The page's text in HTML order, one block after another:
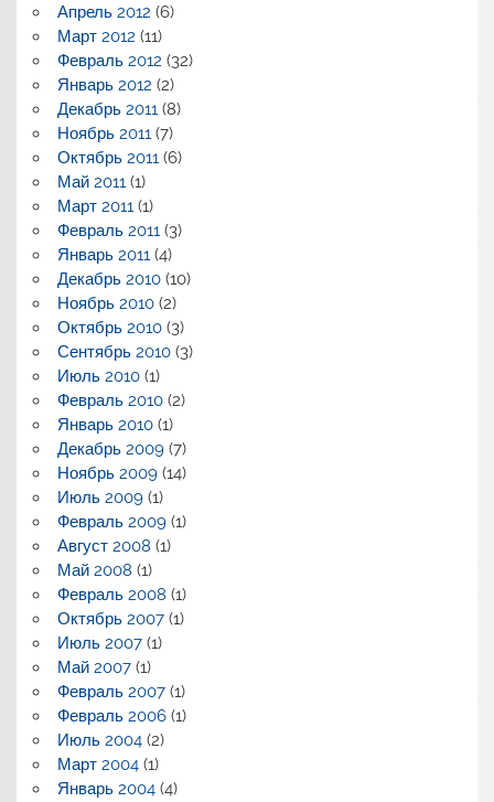
Апрель 2012 (6)
Март 2012 (11)
Февраль 2012 (32)
Январь 2012 (2)
Декабрь 2011(8)
Ноябрь 2011(7)
Октябрь 2011(6)
Май 2011(1)
Март 2011(1)
Февраль 2011(3)
Январь 2011(4)
Декабрь 2010(10)
Ноябрь 2010(2)
Октябрь 2010(3)
Сентябрь 2010(3)
Июль 2010(1)
Февраль 2010(2)
Январь 2010(1)
Декабрь 2009(7)
Ноябрь 2009(14)
Июль 2009(1)
Февраль 2009(1)
Август 2008 (1)
Май 2008 (1)
Февраль 2008 (1)
Октябрь 2007(1)
Июль 2007(1)
Май 2007(1)
Февраль 2007(1)
Февраль 2006(1)
Июль 2004(2)
Март 2004(1)
Январь 2004(4)